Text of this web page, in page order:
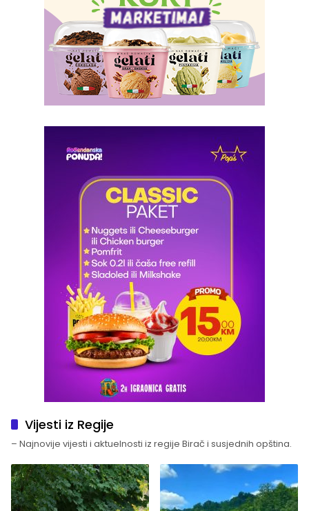
Vijesti iz Regije
– Najnovije vijesti i aktuelnosti iz regije Birač i susjednih opština.